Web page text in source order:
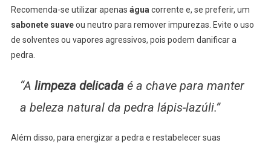
Recomenda-se utilizar apenas água corrente e, se preferir, um
sabonete suaveou neutro para remover impurezas. Evite o uso
de solventes ou vapores agressivos, pois podem danificar a
pedra.
“A limpeza delicadaé a chave para manter
a beleza natural da pedra lápis-lazúli.”
Além disso, para energizar a pedra e restabelecer suas